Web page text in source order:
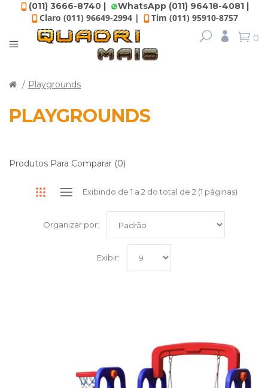
(011) 3666-8740 | WhatsApp (011) 96418-4081 |
Claro (011) 96649-2994 | Tim (011) 95910-8757
0
Playgrounds
PLAYGROUNDS
Produtos Para Comparar (0)
Exibindo de 1 a 2 do total de 2 (1 páginas)
Organizar por:
Exibir: